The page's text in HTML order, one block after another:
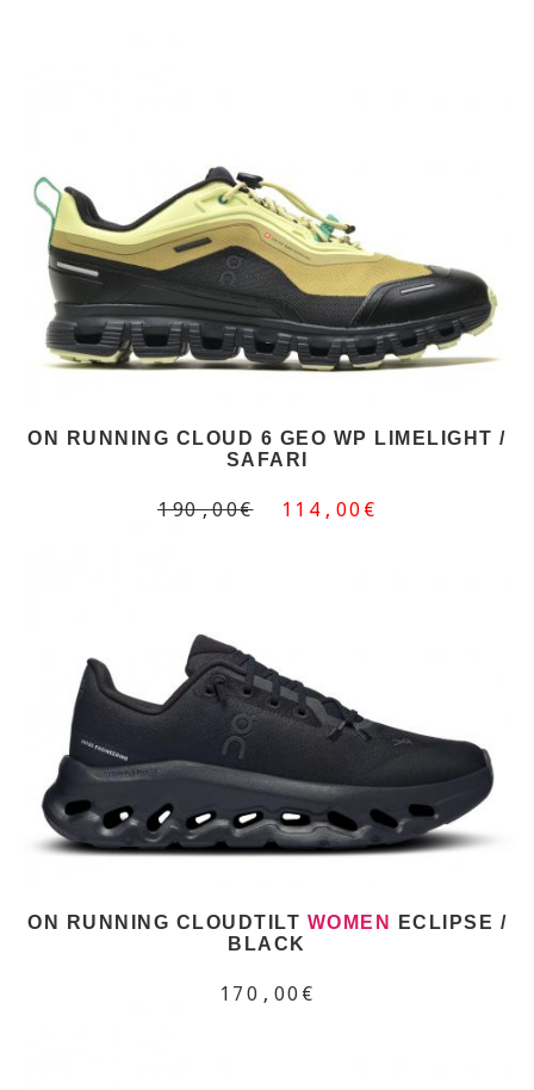
ON RUNNING CLOUD 6 GEO WP LIMELIGHT /
SAFARI
190,00€ 114,00€
ON RUNNING CLOUDTILT WOMEN
ECLIPSE /
BLACK
170,00€